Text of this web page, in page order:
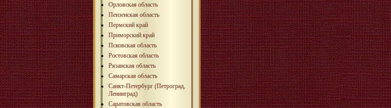
Орловская область
Пензенская область
Пермский край
Приморский край
Псковская область
Ростовская область
Рязанская область
Самарская область
Санкт-Петербург (Петроград,
Ленинград)
Саратовская область